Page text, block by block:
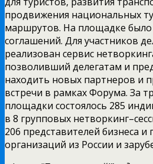
продвижения национальных
маршрутов. На площадке было
соглашений. Для участников
реализован сервис
позволивший делегатам и
находить новых партнеров и
встречи в рамках Форума. За
площадки состоялось 285
в 8 групповых
206 представителей бизнеса и
организаций из России и